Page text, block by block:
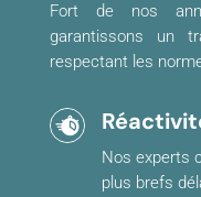
Fort de nos
garantissons un
respectant les
Nos experts
plus brefs